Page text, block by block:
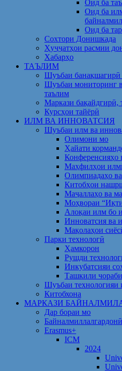
Оид ба
Оид ба
Оид ба
Сохтори Донишкада
Ҳуҷҷатҳои расмии
Хабарҳо
ТАЪЛИМ
Шуъбаи банақшагирӣ
Шуъбаи мониторинг
таълим
Маркази бақайдгирӣ,
Курсҳои тайёрӣ
ИЛМ ВА ИННОВАТСИЯ
Шуъбаи илм ва
Олимони мо
Ҳайати
Конференсияҳо
Маҳфилҳои
Олимпиадаҳо
Китобҳои
Маҷаллаҳо ва
Моҳвораи
Алоқаи илм бо
Инноватсия ва
Мақолаҳои
Парки технологӣ
Ҳамкорон
Рушди
Инкубатсияи
Ташкили
Шуъбаи технологияи
Китобхона
МАРКАЗИ
Дар бораи мо
Байналмиллалгардонӣ
Erasmus+
ICM
2024